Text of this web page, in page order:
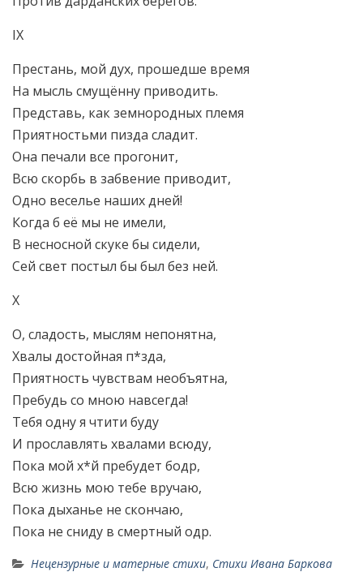
IX
Престань, мой дух, прошедше время
На мысль смущённу приводить.
Представь, как земнородных племя
Приятностьми пизда сладит.
Она печали все прогонит,
Всю скорбь в забвение приводит,
Одно веселье наших дней!
Когда б её мы не имели,
В несносной скуке бы сидели,
Сей свет постыл бы был без ней.
Х
О, сладость, мыслям непонятна,
Хвалы достойная п*зда,
Приятность чувствам необъятна,
Пребудь со мною навсегда!
Тебя одну я чтити буду
И прославлять хвалами всюду,
Пока мой х*й пребудет бодр,
Всю жизнь мою тебе вручаю,
Пока дыханье не скончаю,
Пока не сниду в смертный одр.
Нецензурные и матерные стихи, Стихи Ивана Баркова